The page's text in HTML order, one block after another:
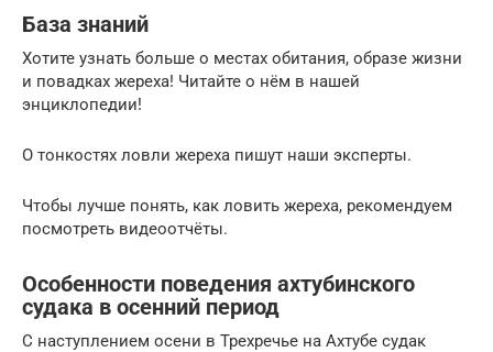
База знаний
Хотите узнать больше о местах обитания, образе жизни
и повадках жереха! Читайте о нём в нашей
энциклопедии!
О тонкостях ловли жереха пишут наши эксперты.
Чтобы лучше понять, как ловить жереха, рекомендуем
посмотреть видеоотчёты.
Особенности поведения ахтубинского
судака в осенний период
С наступлением осени в Трехречье на Ахтубе судак